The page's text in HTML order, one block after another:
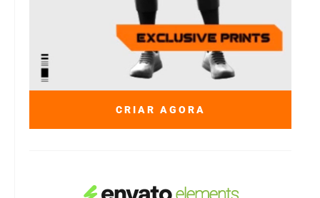
CRIAR AGORA